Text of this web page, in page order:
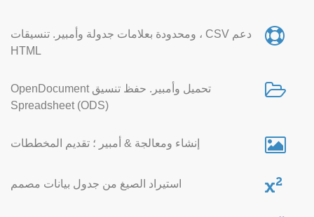
دعم CSV ، ومحدودة بعلامات جدولة وأمبير. تنسيقات
HTML
تحميل وأمبير. حفظ تنسيق OpenDocument
Spreadsheet (ODS)
إنشاء ومعالجة & أمبير ؛ تقديم المخططات
استيراد الصيغ من جدول بيانات مصمم